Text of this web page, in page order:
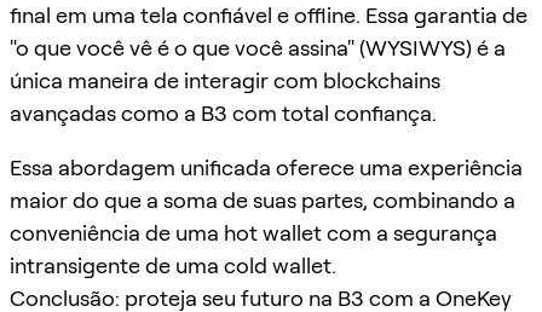
final em uma tela confiável e offline. Essa garantia de
"o que você vê é o que você assina" (WYSIWYS) é a
única maneira de interagir com blockchains
avançadas como a B3 com total confiança.
Essa abordagem unificada oferece uma experiência
maior do que a soma de suas partes, combinando a
conveniência de uma hot wallet com a segurança
intransigente de uma cold wallet.
Conclusão: proteja seu futuro na B3 com a OneKey